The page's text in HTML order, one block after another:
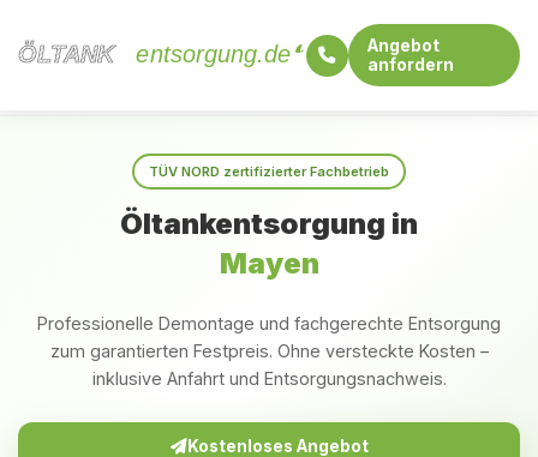
ÖLTANK
ÖLTANK entsorgung.de
Angebot
anfordern
TÜV NORD zertifizierter Fachbetrieb
Öltankentsorgung in
Mayen
Professionelle Demontage und fachgerechte Entsorgung
zum garantierten Festpreis. Ohne versteckte Kosten –
inklusive Anfahrt und Entsorgungsnachweis.
Kostenloses Angebot